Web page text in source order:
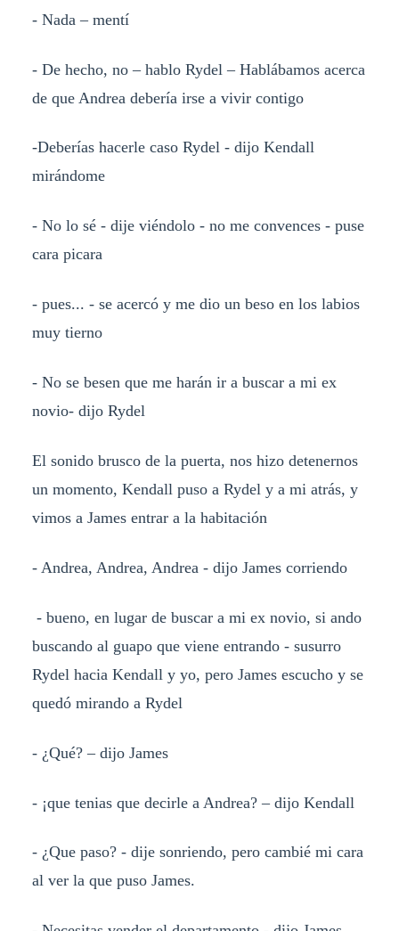
- Nada – mentí
- De hecho, no – hablo Rydel – Hablábamos acerca
de que Andrea debería irse a vivir contigo
-Deberías hacerle caso Rydel - dijo Kendall
mirándome
- No lo sé - dije viéndolo - no me convences - puse
cara picara
- pues... - se acercó y me dio un beso en los labios
muy tierno
- No se besen que me harán ir a buscar a mi ex
novio- dijo Rydel
El sonido brusco de la puerta, nos hizo detenernos
un momento, Kendall puso a Rydel y a mi atrás, y
vimos a James entrar a la habitación
- Andrea, Andrea, Andrea - dijo James corriendo
- bueno, en lugar de buscar a mi ex novio, si ando
buscando al guapo que viene entrando - susurro
Rydel hacia Kendall y yo, pero James escucho y se
quedó mirando a Rydel
- ¿Qué? – dijo James
- ¡que tenias que decirle a Andrea? – dijo Kendall
- ¿Que paso? - dije sonriendo, pero cambié mi cara
al ver la que puso James.